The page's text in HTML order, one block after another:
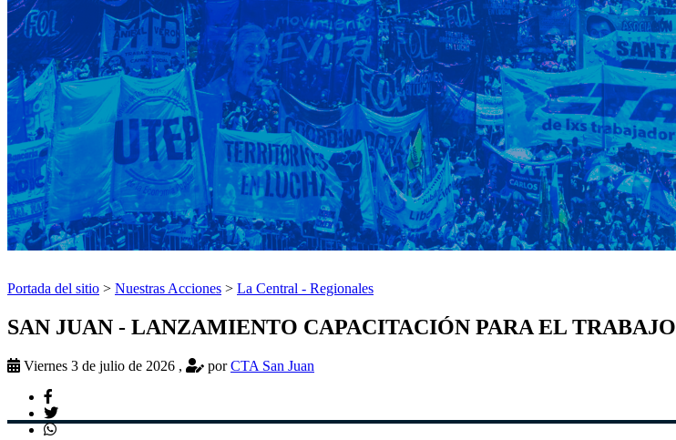
Portada del sitio > Nuestras Acciones > La Central - Regionales
SAN JUAN - LANZAMIENTO CAPACITACIÓN PARA EL TRABAJO
Viernes 3 de julio de 2026 , porCTA San Juan